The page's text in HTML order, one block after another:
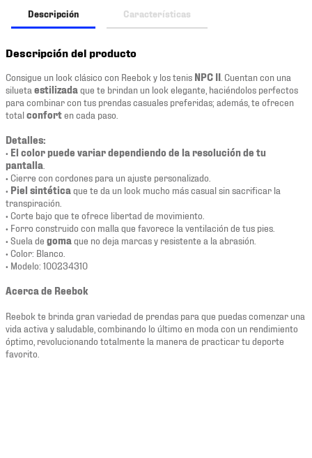
Descripción Características
Descripción del producto
Consigue un look clásico con Reebok y los tenis NPC II . Cuentan con una
silueta estilizada que te brindan un look elegante, haciéndolos perfectos
para combinar con tus prendas casuales preferidas; además, te ofrecen
totalconforten cada paso.
Detalles:
• El color puede variar dependiendo de la resolución de tu
pantalla
• Cierre con cordones para un ajuste personalizado.
• Piel sintética que te da un look mucho más casual sin sacrificar la
transpiración.
• Corte bajo que te ofrece libertad de movimiento.
• Forro construido con malla que favorece la ventilación de tus pies.
• Suela de goma que no deja marcas y resistente a la abrasión.
• Color: Blanco.
• Modelo: 100234310
Acerca de Reebok
Reebok te brinda gran variedad de prendas para que puedas comenzar una
vida activa y saludable, combinando lo último en moda con un rendimiento
óptimo, revolucionando totalmente la manera de practicar tu deporte
favorito.